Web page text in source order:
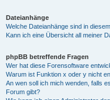
Dateianhänge
Welche Dateianhänge sind in
Kann ich eine Übersicht all meiner
phpBB betreffende Fragen
Wer hat diese Forensoftware
Warum ist Funktion x oder y nicht
An wen soll ich mich wenden, falls
Forum gibt?